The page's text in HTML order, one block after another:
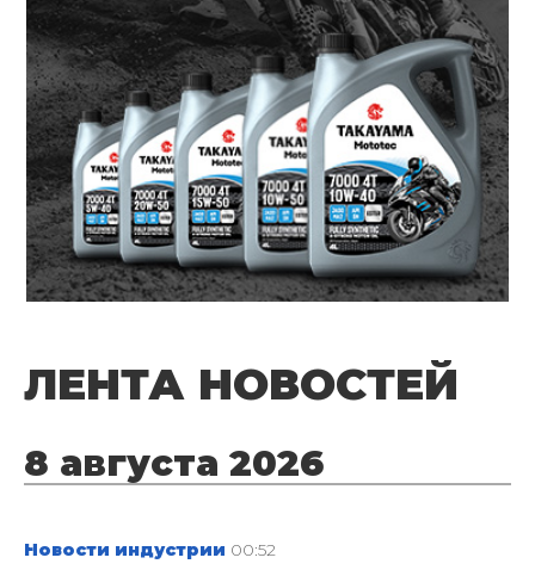
ЛЕНТА НОВОСТЕЙ
8 августа 2026
Новости индустрии 00:52